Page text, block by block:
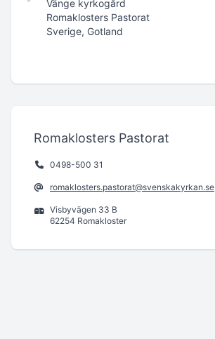
Vänge kyrkogård
Romaklosters Pastorat
Sverige, Gotland
Romaklosters Pastorat
0498-500 31
romaklosters.pastorat@svenskakyrkan.se
Visbyvägen 33 B
62254 Romakloster